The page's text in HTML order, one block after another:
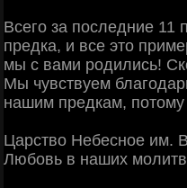
Всего за последние 11
предка, и все это
мы с вами родились!
Мы чувствуем
нашим предкам,
Царство Небесное им.
Любовь в наших